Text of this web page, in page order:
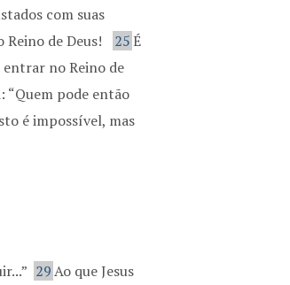
com suas
de Deus!
25É
no Reino de
“Quem pode então
é impossível, mas
29Ao que Jesus